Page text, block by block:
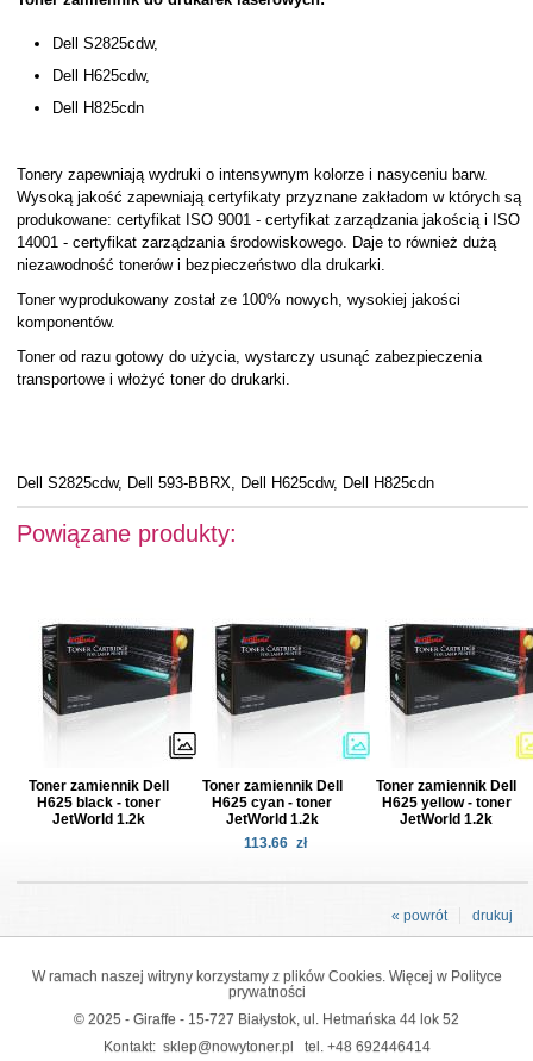
Dell S2825cdw,
Dell H625cdw,
Dell H825cdn
Tonery zapewniają wydruki o intensywnym kolorze i nasyceniu barw.
Wysoką jakość zapewniają certyfikaty przyznane zakładom w których są
produkowane: certyfikat ISO 9001 - certyfikat zarządzania jakością i ISO
14001 - certyfikat zarządzania środowiskowego. Daje to również dużą
niezawodność tonerów i bezpieczeństwo dla drukarki.
Toner wyprodukowany został ze 100% nowych, wysokiej jakości
komponentów.
Toner od razu gotowy do użycia, wystarczy usunąć zabezpieczenia
transportowe i włożyć toner do drukarki.
Dell S2825cdw, Dell 593-BBRX, Dell H625cdw, Dell H825cdn
Powiązane produkty:
Toner zamiennik Dell
H625 black - toner
JetWorld 1.2k
Toner zamiennik Dell
H625 cyan - toner
JetWorld 1.2k
113.66 zł
Toner zamiennik Dell
H625 yellow - toner
JetWorld 1.2k
drukuj
« powrót
W ramach naszej witryny korzystamy z plików Cookies. Więcej w Polityce
prywatności
© 2025 - Giraffe - 15-727 Białystok, ul. Hetmańska 44 lok 52
Kontakt: sklep@nowytoner.pl tel. +48 692446414